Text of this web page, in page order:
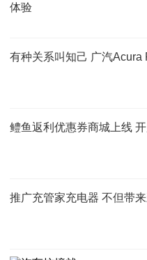
体验
有种关系叫知己 广汽
鳢鱼返利优惠券商城上线
推广充管家充电器 不但带